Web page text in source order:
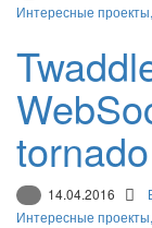
Интересные
14.04.2016
Интересные